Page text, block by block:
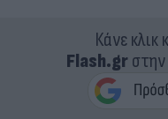
Κάνε κλικ
Flash.gr